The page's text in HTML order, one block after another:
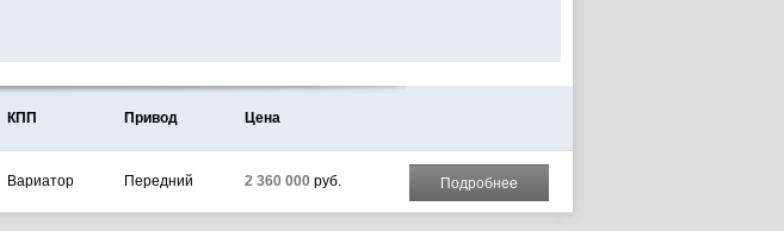
КПП Привод Цена
Вариатор Передний 2 360 000 руб. Подробнее